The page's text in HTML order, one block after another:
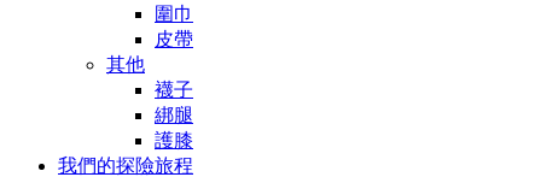
圍巾
皮帶
其他
襪子
綁腿
護膝
我們的探險旅程